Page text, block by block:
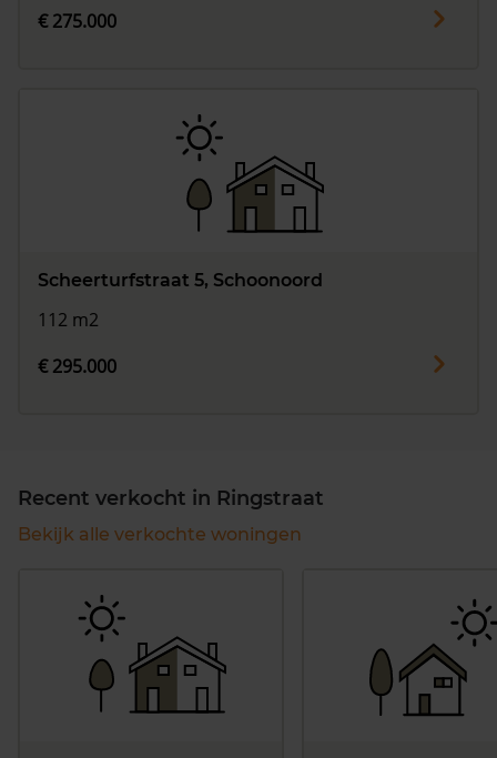
€ 275.000
Scheerturfstraat 5, Schoonoord
112 m2
€ 295.000
Recent verkocht in Ringstraat
Bekijk alle verkochte woningen